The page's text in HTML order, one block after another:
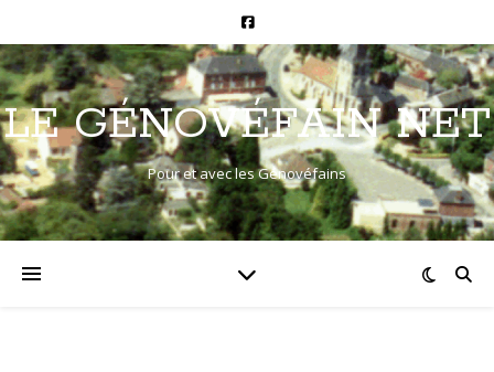
LE GÉNOVÉFAIN NET
Pour et avec les Génovéfains